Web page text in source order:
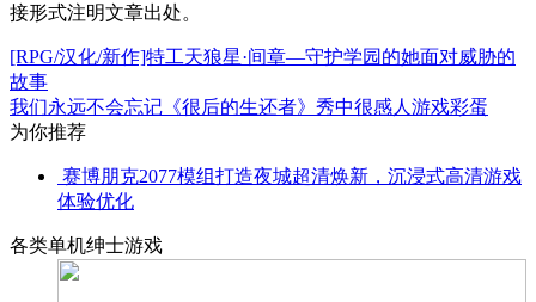
接形式注明文章出处。
[RPG/汉化/新作]特工天狼星·间章—守护学园的她面对威胁的
故事
我们永远不会忘记《很后的生还者》秀中很感人游戏彩蛋
为你推荐
赛博朋克2077模组打造夜城超清焕新，沉浸式高清游戏
体验优化
各类单机绅士游戏